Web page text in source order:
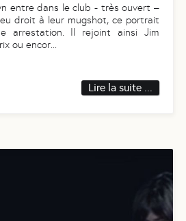
entre dans le club - très ouvert –
droit à leur mugshot, ce portrait
arrestation. Il rejoint ainsi Jim
ou encor
Lire la suite ...